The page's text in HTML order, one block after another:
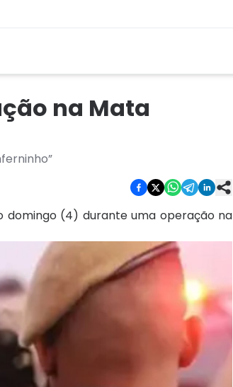
na Mata
domingo (4) durante uma operação na